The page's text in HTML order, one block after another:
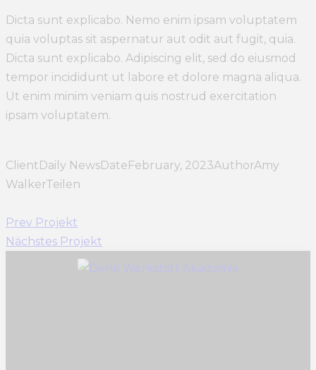
Dicta sunt explicabo. Nemo enim ipsam voluptatem
quia voluptas sit aspernatur aut odit aut fugit, quia.
Dicta sunt explicabo. Adipiscing elit, sed do eiusmod
tempor incididunt ut labore et dolore magna aliqua.
Ut enim minim veniam quis nostrud exercitation
ipsam voluptatem.
Client Daily NewsDate February, 2023AuthorAmy
WalkerTeilen
Prev Projekt
Nächstes Projekt